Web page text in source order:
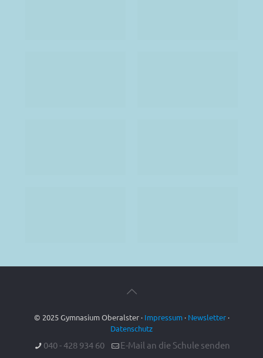
© 2025 Gymnasium Oberalster · Impressum· Newsletter·
Datenschutz
040 - 428 934 60 E-Mail an die Schule senden